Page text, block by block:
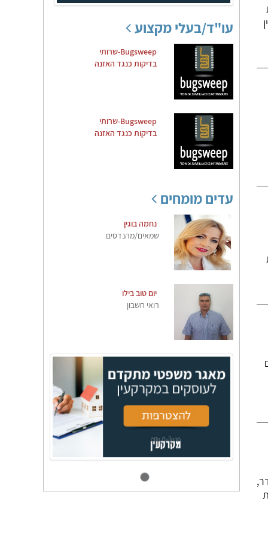
עו"ד/בעלי מקצוע
Bugsweep-שרותי
בדיקות כנגד האזנה
Bugsweep-שרותי
בדיקות כנגד האזנה
עדים מומחים
נחמה בוגין
שמאים/מהנדסים
יום טוב בילו
רואי חשבון